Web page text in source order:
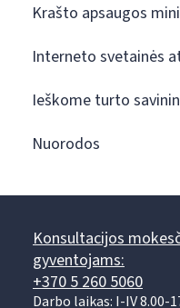
Krašto apsaugos
Interneto svetainės
Ieškome turto
Nuorodos
Konsultacijos
gyventojams:
+370 5 260 5060
Darbo laikas: I-IV 8.00-